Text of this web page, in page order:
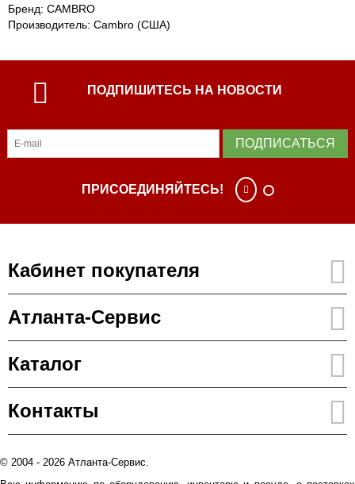
Бренд: CAMBRO
Производитель: Cambro (США)
ПОДПИШИТЕСЬ НА НОВОСТИ
ПОДПИСАТЬСЯ
ПРИСОЕДИНЯЙТЕСЬ!
Кабинет покупателя
Атланта-Сервис
Каталог
Контакты
© 2004 - 2026 Атланта-Сервис.